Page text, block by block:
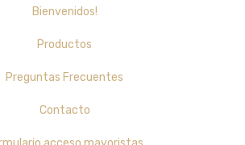
Bienvenidos!
Productos
Preguntas Frecuentes
Contacto